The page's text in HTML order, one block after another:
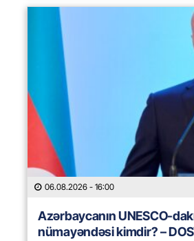
06.08.2026 - 16:00
Azərbaycanın UNESCO-
nümayəndəsi kimdir? –